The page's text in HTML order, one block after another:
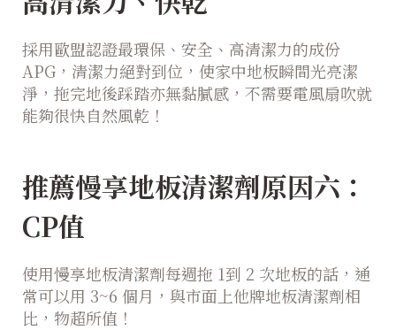
採用歐盟認證最環保、安全、高清潔力的成份
APG，清潔力絕對到位，使家中地板瞬間光亮潔
淨，拖完地後踩踏亦無黏膩感，不需要電風扇吹就
能夠很快自然風乾！
推薦慢享地板清潔劑原因六：
CP值
使用慢享地板清潔劑每週拖 1到 2 次地板的話，通
常可以用 3~6 個月，與市面上他牌地板清潔劑相
比，物超所值！